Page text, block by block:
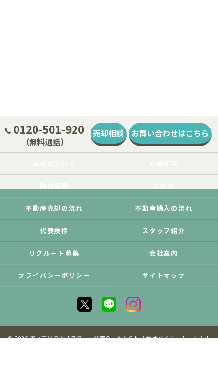
0120-501-920
（無料通話）
売却相談 お問い合わせはこちら
不動産売却の流れ 不動産購入の流れ
代表挨拶 スタッフ紹介
リクルート募集 会社案内
プライバシーポリシー サイトマップ
© 2026 郡山市周辺エリアで中古住宅のことなら株式会社ダイエーホーム ALL